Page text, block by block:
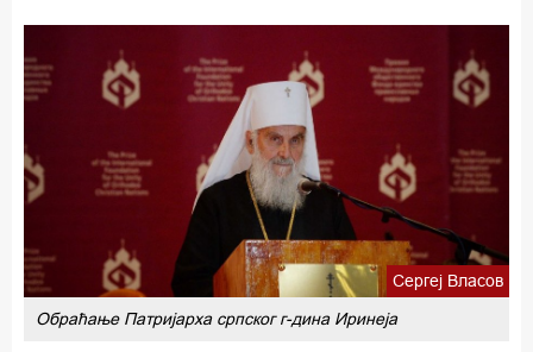
Сергеј Власов
Обраћање Патријарха српског г-дина Иринеја